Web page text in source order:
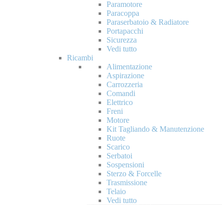
Paramotore
Paracoppa
Paraserbatoio & Radiatore
Portapacchi
Sicurezza
Vedi tutto
Ricambi
Alimentazione
Aspirazione
Carrozzeria
Comandi
Elettrico
Freni
Motore
Kit Tagliando & Manutenzione
Ruote
Scarico
Serbatoi
Sospensioni
Sterzo & Forcelle
Trasmissione
Telaio
Vedi tutto